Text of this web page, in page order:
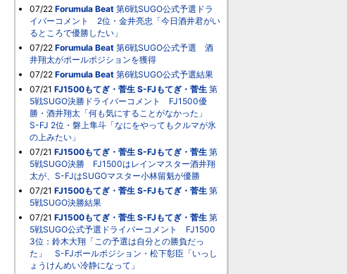
07/22 Forumula Beat 第6戦SUGO公式予選ドラ
イバーコメント 2位・金井亮忠「今日酒井君がい
るところで優勝したい」
07/22 Forumula Beat 第6戦SUGO公式予選 酒
井翔太がポールポジションを獲得
07/22 Forumula Beat 第6戦SUGO公式予選結果
07/21 FJ1500もてぎ・菅生 S-FJもてぎ・菅生 第
5戦SUGO決勝ドライバーコメント FJ1500優
勝・酒井翔太「何も気にすることがなかった」
S-FJ 2位・磐上隼斗「なにをやってもクルマが氷
の上みたい」
07/21 FJ1500もてぎ・菅生 S-FJもてぎ・菅生 第
5戦SUGO決勝 FJ1500はレインマスター酒井翔
太が、S-FJはSUGOマスター小林留魁が優勝
07/21 FJ1500もてぎ・菅生 S-FJもてぎ・菅生 第
5戦SUGO決勝結果
07/21 FJ1500もてぎ・菅生 S-FJもてぎ・菅生 第
5戦SUGO公式予選ドライバーコメント FJ1500
3位：鈴木大翔「この予選は自分との勝負だっ
た」 S-FJポールポジション・松下彰臣「いっし
ょうけんめい冷静になって」